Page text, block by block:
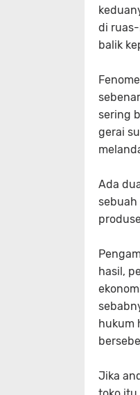
di
balik
sering
gerai
Ada
sebuah
hasil,
hukum
Jika